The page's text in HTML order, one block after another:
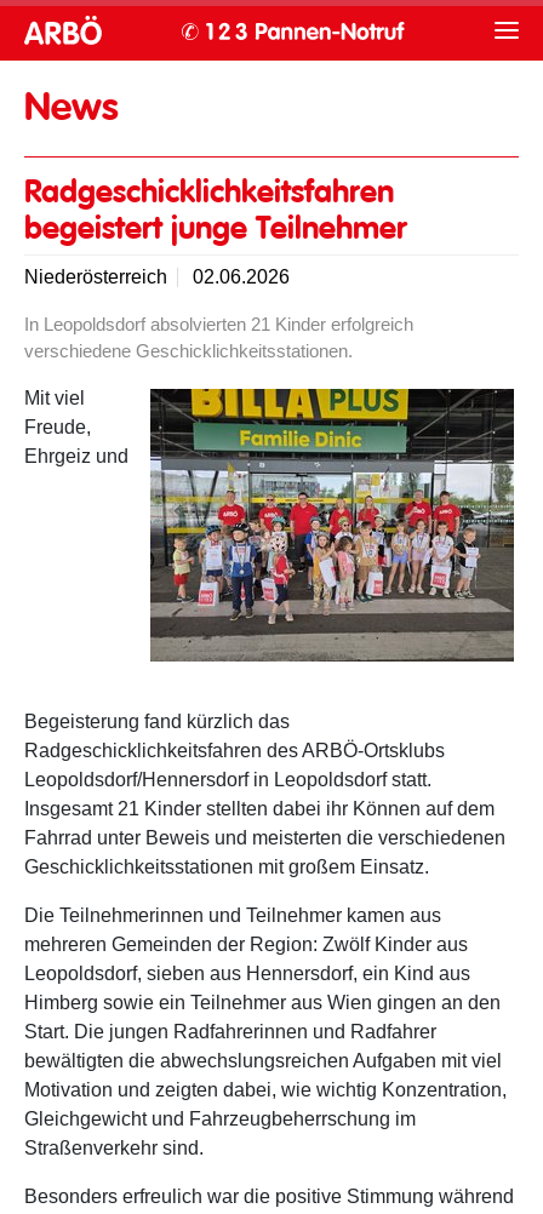
News
Radgeschicklichkeitsfahren
begeistert junge Teilnehmer
Niederösterreich 02.06.2026
In Leopoldsdorf absolvierten 21 Kinder erfolgreich
verschiedene Geschicklichkeitsstationen.
Mit viel
Freude,
Ehrgeiz und
Begeisterung fand kürzlich das
Radgeschicklichkeitsfahren des ARBÖ-Ortsklubs
Leopoldsdorf/Hennersdorf in Leopoldsdorf statt.
Insgesamt 21 Kinder stellten dabei ihr Können auf dem
Fahrrad unter Beweis und meisterten die verschiedenen
Geschicklichkeitsstationen mit großem Einsatz.
Die Teilnehmerinnen und Teilnehmer kamen aus
mehreren Gemeinden der Region: Zwölf Kinder aus
Leopoldsdorf, sieben aus Hennersdorf, ein Kind aus
Himberg sowie ein Teilnehmer aus Wien gingen an den
Start. Die jungen Radfahrerinnen und Radfahrer
bewältigten die abwechslungsreichen Aufgaben mit viel
Motivation und zeigten dabei, wie wichtig Konzentration,
Gleichgewicht und Fahrzeugbeherrschung im
Straßenverkehr sind.
Besonders erfreulich war die positive Stimmung während